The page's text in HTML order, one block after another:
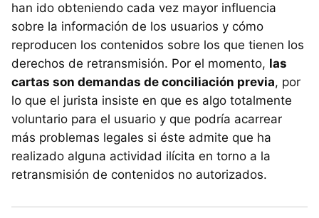
han ido obteniendo cada vez mayor influencia
sobre la información de los usuarios y cómo
reproducen los contenidos sobre los que tienen los
derechos de retransmisión. Por el momento, las
cartas son demandas de conciliación previa, por
lo que el jurista insiste en que es algo totalmente
voluntario para el usuario y que podría acarrear
más problemas legales si éste admite que ha
realizado alguna actividad ilícita en torno a la
retransmisión de contenidos no autorizados.